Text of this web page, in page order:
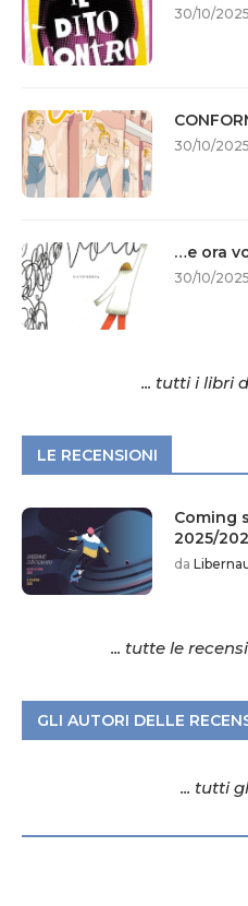
30/10/2025
30/10/2025
…e ora
30/10/2025
... tutti i libri
LE RECENSIONI
Coming
2025/
da
... tutte le
GLI AUTORI DELLE
... tutti